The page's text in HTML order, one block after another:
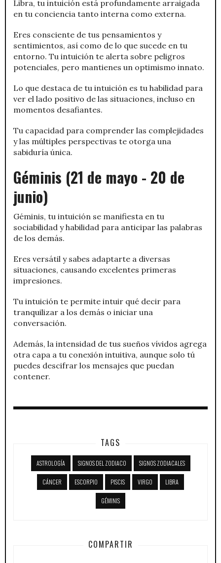
Libra, tu intuición está profundamente arraigada
en tu conciencia tanto interna como externa.
Eres consciente de tus pensamientos y
sentimientos, así como de lo que sucede en tu
entorno. Tu intuición te alerta sobre peligros
potenciales, pero mantienes un optimismo innato.
Lo que destaca de tu intuición es tu habilidad para
ver el lado positivo de las situaciones, incluso en
momentos desafiantes.
Tu capacidad para comprender las complejidades
y las múltiples perspectivas te otorga una
sabiduría única.
Géminis (21 de mayo - 20 de
junio)
Géminis, tu intuición se manifiesta en tu
sociabilidad y habilidad para anticipar las palabras
de los demás.
Eres versátil y sabes adaptarte a diversas
situaciones, causando excelentes primeras
impresiones.
Tu intuición te permite intuir qué decir para
tranquilizar a los demás o iniciar una
conversación.
Además, la intensidad de tus sueños vívidos agrega
otra capa a tu conexión intuitiva, aunque solo tú
puedes descifrar los mensajes que puedan
contener.
TAGS
ASTROLOGÍA SIGNOS DEL ZODIACO SIGNOS ZODIACALES
CÁNCER ESCORPIO PISCIS VIRGO LIBRA
GÉMINIS
COMPARTIR